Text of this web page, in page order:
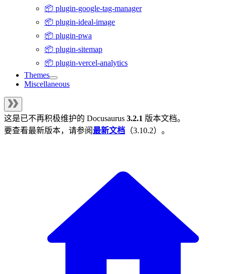
📦 plugin-google-tag-manager
📦 plugin-ideal-image
📦 plugin-pwa
📦 plugin-sitemap
📦 plugin-vercel-analytics
Themes
Miscellaneous
这是已不再积极维护的 Docusaurus 3.2.1 版本文档。
要查看最新版本，请参阅最新文档 （3.10.2）。